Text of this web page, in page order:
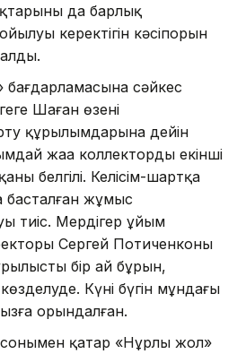
да барлық
керектігін кәсіпорын
сәйкес
Шаған өзені
құрылымдарына дейін
жаңа коллектордың екінші
белгілі. Келісім-шартқа
басталған жұмыс
тиіс. Мердігер ұйым
Сергей Потиченконың
бір ай бұрын,
Күні бүгін мұндағы
орындалған.
қатар «Нұрлы жол»